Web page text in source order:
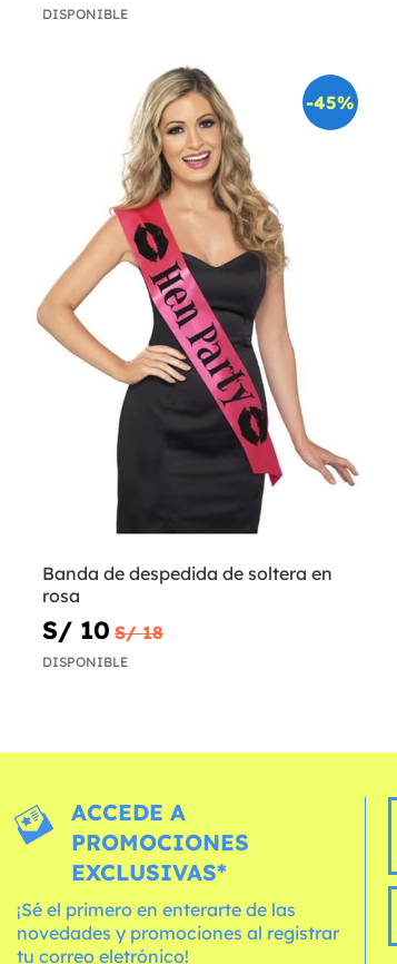
DISPONIBLE
-45%
Banda de despedida de soltera en
rosa
S/ 10 S/ 18
DISPONIBLE
ACCEDE A
PROMOCIONES
EXCLUSIVAS*
¡Sé el primero en enterarte de las
novedades y promociones al registrar
tu correo eletrónico!